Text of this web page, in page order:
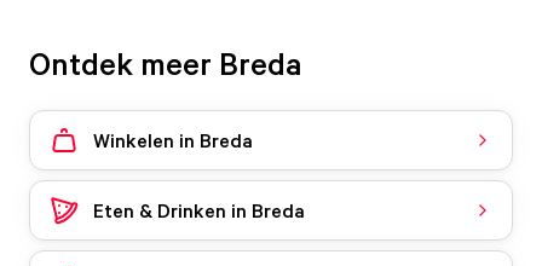
Ontdek meer Breda
Winkelen in Breda
Eten & Drinken in Breda